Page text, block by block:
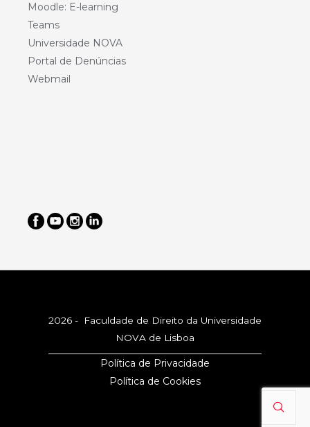
Moodle: E-learning
Teams
Universidade NOVA
Portal de Denúncias
Webmail
2026 - Faculdade de Direito da Universidade
NOVA de Lisboa
Política de Privacidade
Política de Cookies